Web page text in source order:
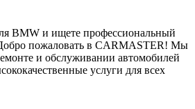
BMW и ищете профессиональный
пожаловать в CARMASTER! Мы
и обслуживании автомобилей
услуги для всех